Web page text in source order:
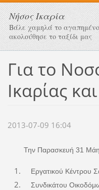
Νήσος Ικαρία
Βάλε χαμηλά το
ακολούθησε το ταξίδι μας
Για το
Ικαρίας
2013-07-09 16:04
Την Παρασκευή 31
Εργατικού Κέντρου
Συνδικάτου